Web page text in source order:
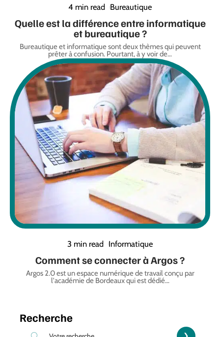
4 min read Bureautique
Quelle est la différence entre informatique
et bureautique ?
Bureautique et informatique sont deux thèmes qui peuvent
prêter à confusion. Pourtant, à y voir de…
3 min read Informatique
Comment se connecter à Argos ?
Argos 2.0 est un espace numérique de travail conçu par
l'académie de Bordeaux qui est dédié…
Recherche